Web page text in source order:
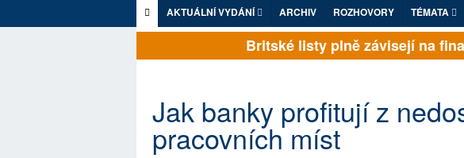
AKTUÁLNÍ VYDÁNÍ ARCHIV ROZHOVORY TÉMATA
Britské listy plně závisejí na
Jak banky profitují z
pracovních míst